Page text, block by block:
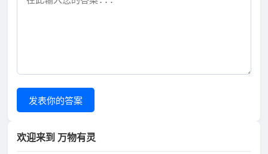
发表你的答案
欢迎来到 万物有灵